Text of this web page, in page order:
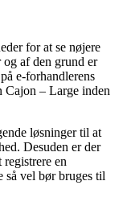
for at se nøjere
og af den grund er
e-forhandlerens
Cajon – Large inden
løsninger til at
Desuden er der
en
så vel bør bruges til